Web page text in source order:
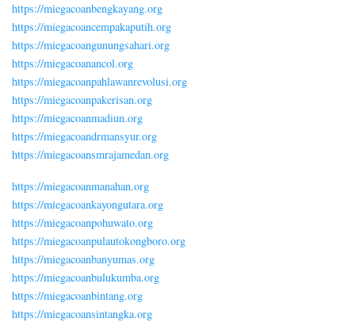
https://miegacoanbengkayang.org
https://miegacoancempakaputih.org
https://miegacoangunungsahari.org
https://miegacoanancol.org
https://miegacoanpahlawanrevolusi.org
https://miegacoanpakerisan.org
https://miegacoanmadiun.org
https://miegacoandrmansyur.org
https://miegacoansmrajamedan.org
https://miegacoanmanahan.org
https://miegacoankayongutara.org
https://miegacoanpohuwato.org
https://miegacoanpulautokongboro.org
https://miegacoanbanyumas.org
https://miegacoanbulukumba.org
https://miegacoanbintang.org
https://miegacoansintangka.org